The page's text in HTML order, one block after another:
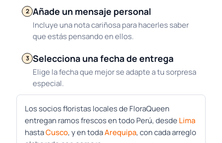
2 Añade un mensaje personal
Incluye una nota cariñosa para hacerles saber
que estás pensando en ellos.
3 Selecciona una fecha de entrega
Elige la fecha que mejor se adapte a tu sorpresa
especial.
Los socios floristas locales de FloraQueen
entregan ramos frescos en todo Perú, desde Lima
hastaCusco, y en todaArequipa, con cada arreglo